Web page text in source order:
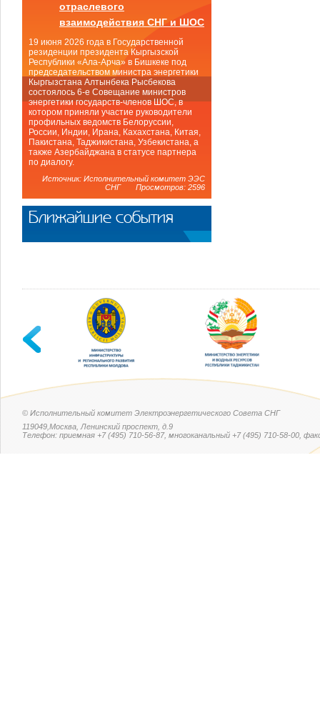
отраслевого
взаимодействия СНГ и ШОС
19 июня 2026 года в Государственной
резиденции президента Кыргызской
Республики «Ала-Арча» в Бишкеке под
председательством министра энергетики
Кыргызстана Алтынбека Рысбекова
состоялось 6-е Совещание министров
энергетики государств-членов ШОС, в
котором приняли участие руководители
профильных ведомств Белоруссии,
России, Индии, Ирана, Кахахстана, Китая,
Пакистана, Таджикистана, Узбекистана, а
также Азербайджана в статусе партнера
по диалогу.
Источник: Исполнительный комитет ЭЭС
СНГ Просмотров: 2596
Ближайшие события
© Исполнительный комитет Электроэнергетического Совета СНГ
119049,Москва, Ленинский проспект, д.9
Телефон: приемная +7 (495) 710-56-87, многоканальный +7 (495) 710-58-00,